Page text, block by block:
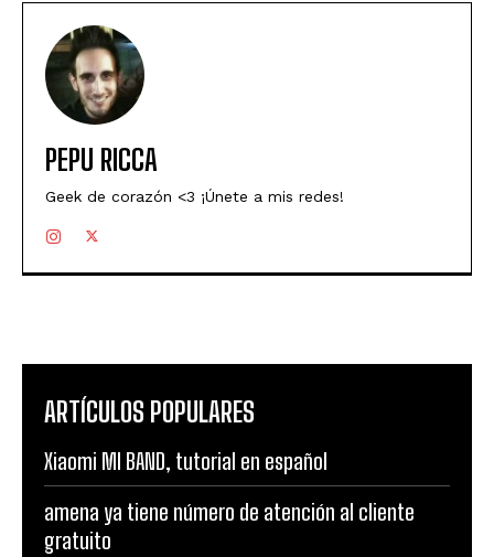
PEPU RICCA
Geek de corazón <3 ¡Únete a mis redes!
ARTÍCULOS POPULARES
Xiaomi MI BAND, tutorial en español
amena ya tiene número de atención al cliente
gratuito